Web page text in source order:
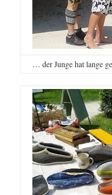
… der Junge hat lange